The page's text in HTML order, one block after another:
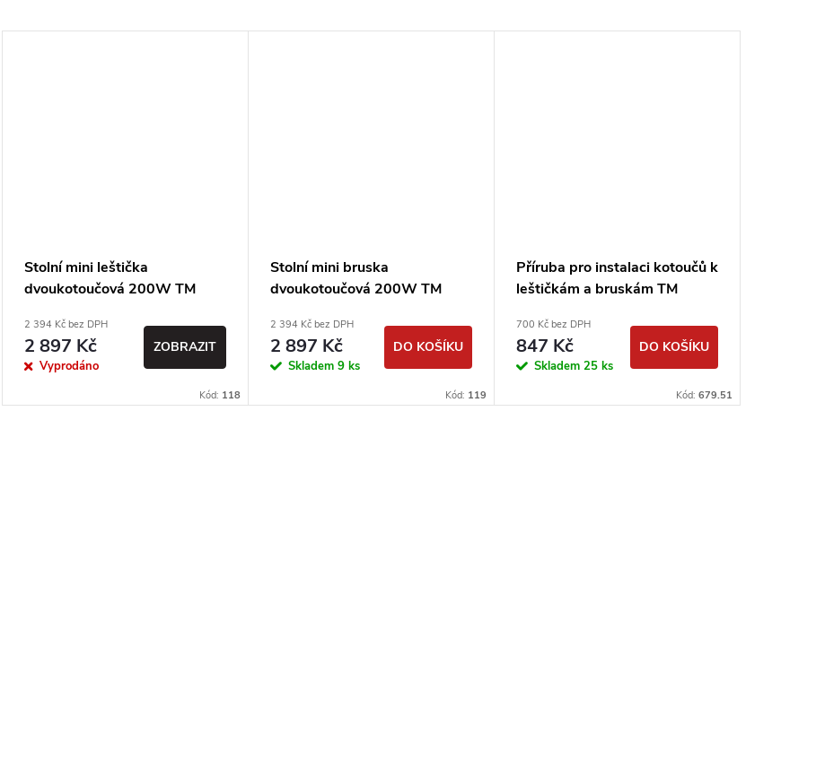
Stolní mini leštička
dvoukotoučová 200W TM
2 394 Kč bez DPH
2 897 Kč
Vyprodáno
ZOBRAZIT
Kód: 118
Stolní mini bruska
dvoukotoučová 200W TM
2 394 Kč bez DPH
2 897 Kč
Skladem 9 ks
DO KOŠÍKU
Kód: 119
Příruba pro instalaci kotoučů k
leštičkám a bruskám TM
700 Kč bez DPH
847 Kč
Skladem 25 ks
DO KOŠÍKU
Kód: 679.51